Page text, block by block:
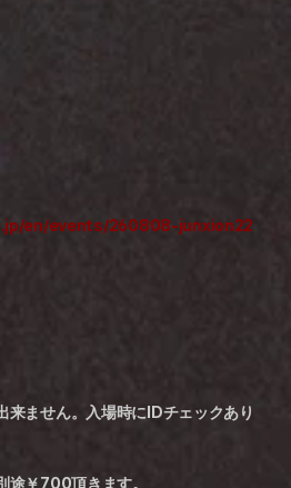
en/events/260808-junxion22
ません。入場時にIDチェックあり
途￥700頂きます。